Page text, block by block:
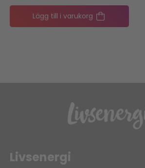
Lägg till i varukorg
Livsenergi